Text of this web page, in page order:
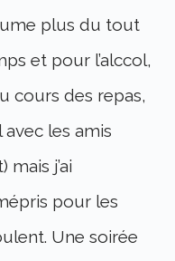
plus du tout
et pour l’alccol,
cours des repas,
avec les amis
mais j’ai
pour les
Une soirée